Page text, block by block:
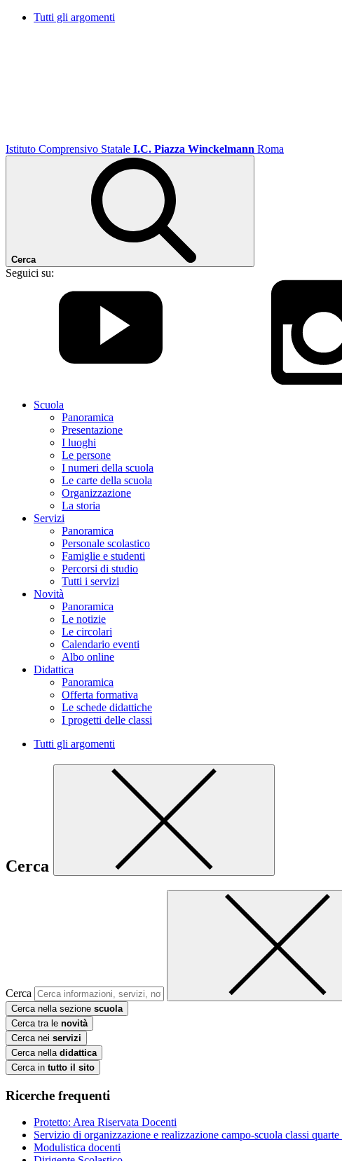
Tutti gli argomenti
Istituto Comprensivo Statale I.C. Piazza Winckelmann Roma
Cerca
Seguici su:
Scuola
Panoramica
Presentazione
I luoghi
Le persone
I numeri della scuola
Le carte della scuola
Organizzazione
La storia
Servizi
Panoramica
Personale scolastico
Famiglie e studenti
Percorsi di studio
Tutti i servizi
Novità
Panoramica
Le notizie
Le circolari
Calendario eventi
Albo online
Didattica
Panoramica
Offerta formativa
Le schede didattiche
I progetti delle classi
Tutti gli argomenti
Cerca
Cerca
Cerca nella sezione scuola
Cerca tra le novità
Cerca nei servizi
Cerca nella didattica
Cerca in tutto il sito
Ricerche frequenti
Protetto: Area Riservata Docenti
Servizio di organizzazione e realizzazione campo-scuola classi
Modulistica docenti